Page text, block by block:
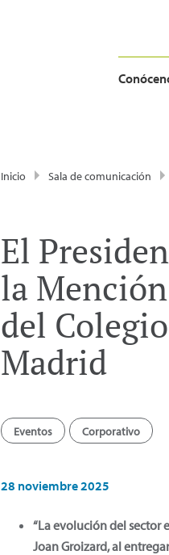
Inicio Sala de comunicación
El
la
del
Madrid
Eventos Corporativo
28 noviembre 2025
“La evolución del sector
Joan Groizard, al